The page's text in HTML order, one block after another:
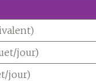
jour)
jour)